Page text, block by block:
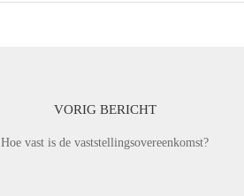
VORIG BERICHT
Hoe vast is de vaststellingsovereenkomst?